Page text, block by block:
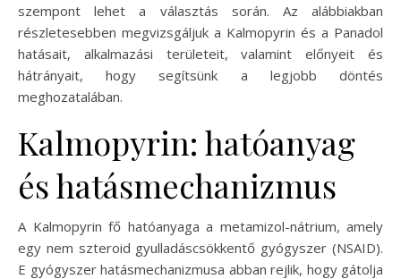
szempont lehet a választás során. Az alábbiakban
részletesebben megvizsgáljuk a Kalmopyrin és a Panadol
hatásait, alkalmazási területeit, valamint előnyeit és
hátrányait, hogy segítsünk a legjobb döntés
meghozatalában.
Kalmopyrin: hatóanyag
és hatásmechanizmus
A Kalmopyrin fő hatóanyaga a metamizol-nátrium, amely
egy nem szteroid gyulladáscsökkentő gyógyszer (NSAID).
E gyógyszer hatásmechanizmusa abban rejlik, hogy gátolja